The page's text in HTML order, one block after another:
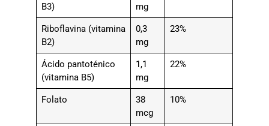
B3)
mg
Riboflavina (vitamina
B2)
0,3
mg
23%
Ácido pantoténico
(vitamina B5)
1,1
mg
22%
Folato
38
mcg
10%